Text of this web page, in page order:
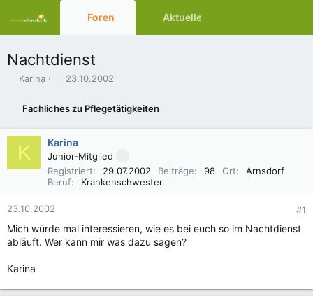
Foren Aktuelles
Nachtdienst
E
e
Karina
E
t
e
l
l
t
a
23.10.2002
Fachliches zu Pflegetätigkeiten
K Karina
Junior-Mitglied
Registriert
29.07.2002 Beiträge 98 Ort
Arnsdorf
Beruf
Krankenschwester
23.10.2002 #1
Mich würde mal interessieren, wie es bei euch so im Nachtdienst
abläuft. Wer kann mir was dazu sagen?
Karina